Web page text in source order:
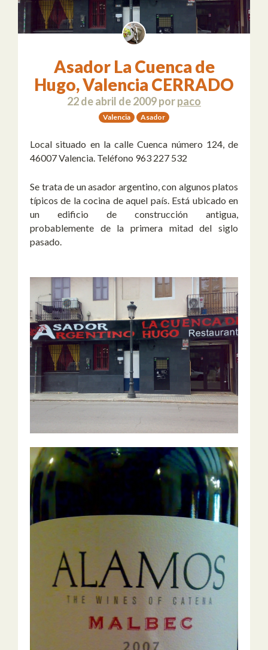
Asador La Cuenca de
Hugo, Valencia CERRADO
22 de abril de 2009porpaco
Valencia Asador
Local situado en la calle Cuenca número 124, de
46007 Valencia. Teléfono 963 227 532
Se trata de un asador argentino, con algunos platos
típicos de la cocina de aquel país. Está ubicado en
un edificio de construcción antigua,
probablemente de la primera mitad del siglo
pasado.